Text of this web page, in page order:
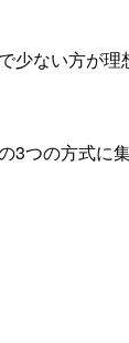
少ない方が
3つの方式に